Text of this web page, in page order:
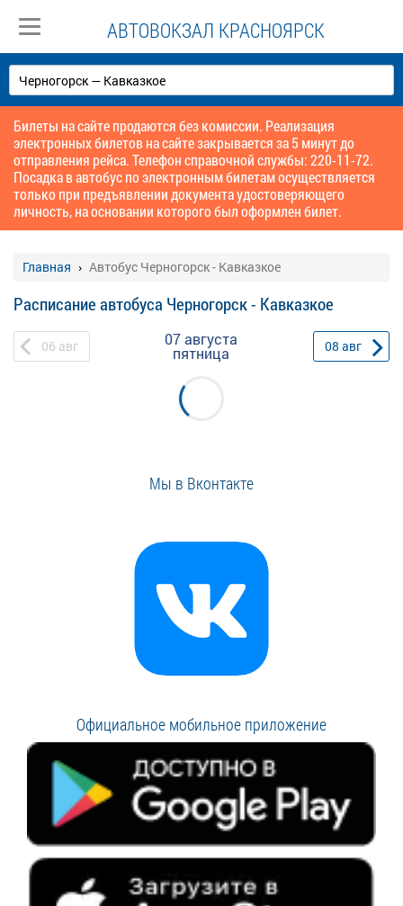
АВТОВОКЗАЛ КРАСНОЯРСК
Билеты на сайте продаются без комиссии. Реализация
электронных билетов на сайте закрывается за 5 минут до
отправления рейса. Телефон справочной службы: 220-11-72.
Посадка в автобус по электронным билетам осуществляется
только при предъявлении документа удостоверяющего
личность, на основании которого был оформлен билет.
Главная Автобус Черногорск - Кавказкое
Расписание автобуса Черногорск - Кавказкое
06 авг 07 августа
пятница 08 авг
Мы в Вконтакте
Официальное мобильное приложение